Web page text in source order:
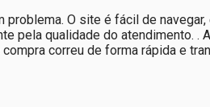
O site é fácil de
pela qualidade do
correu de forma rápida e